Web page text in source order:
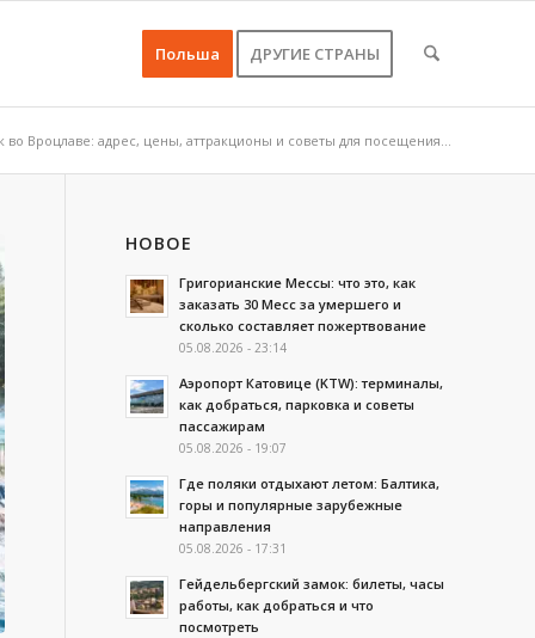
Польша ДРУГИЕ СТРАНЫ
во Вроцлаве: адрес, цены, аттракционы и советы для посещения...
НОВОЕ
Григорианские Мессы: что это, как
заказать 30 Месс за умершего и
сколько составляет пожертвование
05.08.2026 - 23:14
Аэропорт Катовице (KTW): терминалы,
как добраться, парковка и советы
пассажирам
05.08.2026 - 19:07
Где поляки отдыхают летом: Балтика,
горы и популярные зарубежные
направления
05.08.2026 - 17:31
Гейдельбергский замок: билеты, часы
работы, как добраться и что
посмотреть